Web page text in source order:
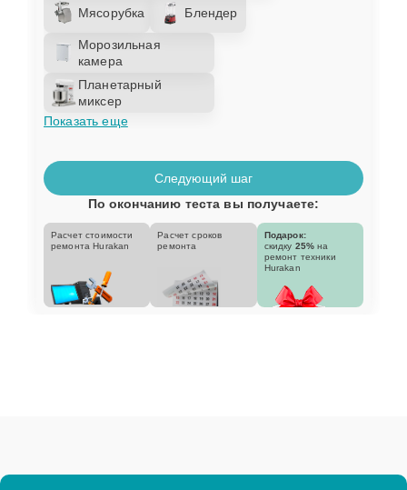
Мясорубка Блендер
Морозильная
камера
Планетарный
миксер
Показать еще
Следующий шаг
По окончанию теста вы получаете:
Расчет стоимости
ремонта Hurakan
Расчет сроков
ремонта
Подарок:
скидку 25% на
ремонт техники
Hurakan